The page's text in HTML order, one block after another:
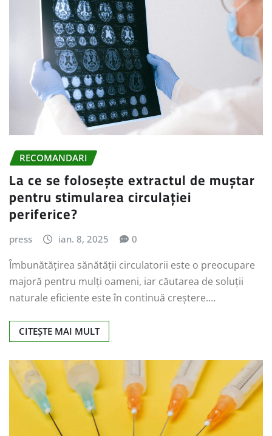
RECOMANDARI
La ce se folosește extractul de muștar
pentru stimularea circulației
periferice?
press ian. 8, 2025 0
Îmbunătățirea sănătății circulatorii este o preocupare
majoră pentru mulți oameni, iar căutarea de soluții
naturale eficiente este în continuă creștere.…
CITEȘTE MAI MULT